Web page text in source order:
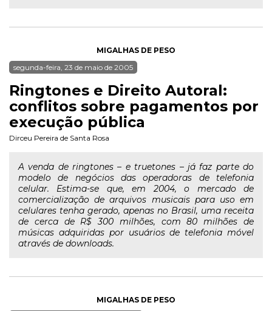
MIGALHAS DE PESO
segunda-feira, 23 de maio de 2005
Ringtones e Direito Autoral:
conflitos sobre pagamentos por
execução pública
Dirceu Pereira de Santa Rosa
A venda de ringtones – e truetones – já faz parte do
modelo de negócios das operadoras de telefonia
celular. Estima-se que, em 2004, o mercado de
comercialização de arquivos musicais para uso em
celulares tenha gerado, apenas no Brasil, uma receita
de cerca de R$ 300 milhões, com 80 milhões de
músicas adquiridas por usuários de telefonia móvel
através de downloads.
MIGALHAS DE PESO